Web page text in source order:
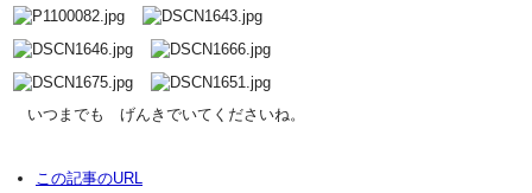
いつまでも げんきでいてくださいね。
この記事のURL